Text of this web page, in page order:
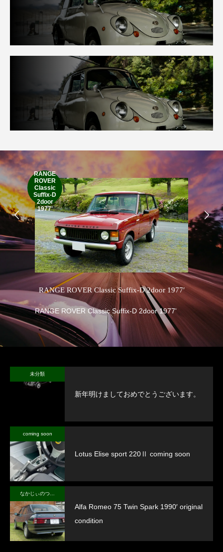
RANGE
ROVER
Classic
Suffix-D
2door
1977'
RANGE ROVER Classic Suffix-D 2door 1977′
RANGE ROVER Classic Suffix-D 2door 1977' 英
未分類
新年明けましておめでとうございます。
coming soon
Lotus Elise sport 220Ⅱ coming soon
Alfa Romeo 75 Twin Spark 1990′ original
condition